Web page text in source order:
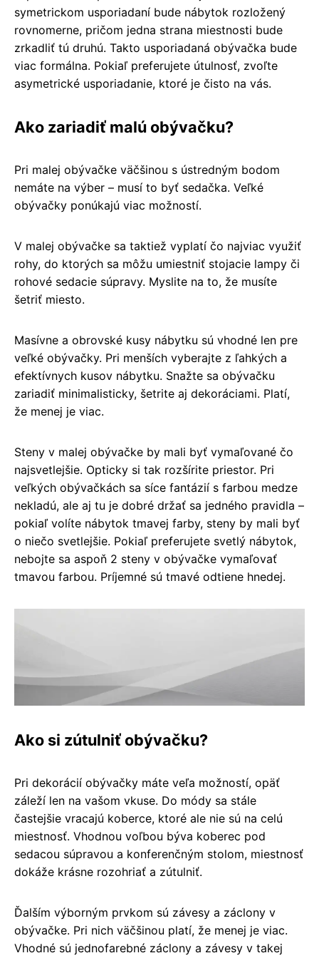
symetrickom usporiadaní bude nábytok rozložený
rovnomerne, pričom jedna strana miestnosti bude
zrkadliť tú druhú. Takto usporiadaná obývačka bude
viac formálna. Pokiaľ preferujete útulnosť, zvoľte
asymetrické usporiadanie, ktoré je čisto na vás.
Ako zariadiť malú obývačku?
Pri malej obývačke väčšinou s ústredným bodom
nemáte na výber – musí to byť sedačka. Veľké
obývačky ponúkajú viac možností.
V malej obývačke sa taktiež vyplatí čo najviac využiť
rohy, do ktorých sa môžu umiestniť stojacie lampy či
rohové sedacie súpravy. Myslite na to, že musíte
šetriť miesto.
Masívne a obrovské kusy nábytku sú vhodné len pre
veľké obývačky. Pri menších vyberajte z ľahkých a
efektívnych kusov nábytku. Snažte sa obývačku
zariadiť minimalisticky, šetrite aj dekoráciami. Platí,
že menej je viac.
Steny v malej obývačke by mali byť vymaľované čo
najsvetlejšie. Opticky si tak rozšírite priestor. Pri
veľkých obývačkách sa síce fantázií s farbou medze
nekladú, ale aj tu je dobré držať sa jedného pravidla –
pokiaľ volíte nábytok tmavej farby, steny by mali byť
o niečo svetlejšie. Pokiaľ preferujete svetlý nábytok,
nebojte sa aspoň 2 steny v obývačke vymaľovať
tmavou farbou. Príjemné sú tmavé odtiene hnedej.
Ako si zútulniť obývačku?
Pri dekorácií obývačky máte veľa možností, opäť
záleží len na vašom vkuse. Do módy sa stále
častejšie vracajú koberce, ktoré ale nie sú na celú
miestnosť. Vhodnou voľbou býva koberec pod
sedacou súpravou a konferenčným stolom, miestnosť
dokáže krásne rozohriať a zútulniť.
Ďalším výborným prvkom sú závesy a záclony v
obývačke. Pri nich väčšinou platí, že menej je viac.
Vhodné sú jednofarebné záclony a závesy v takej